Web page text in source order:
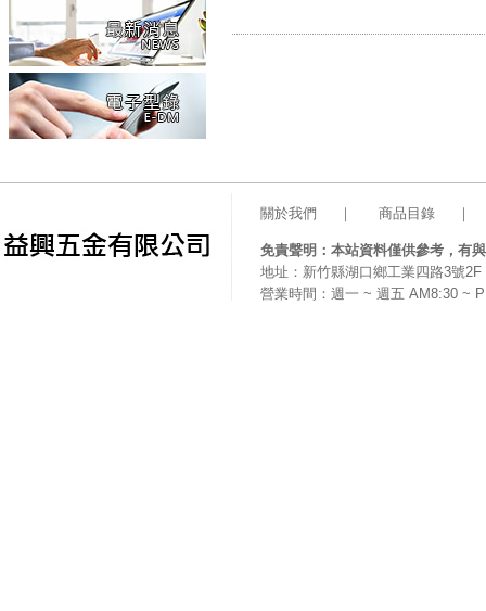
關於我們 ｜ 商品目錄 ｜
免責聲明：本站資料僅供參考，有
地址：新竹縣湖口鄉工業四路3號
營業時間：週一 ~ 週五 AM8:30 ~